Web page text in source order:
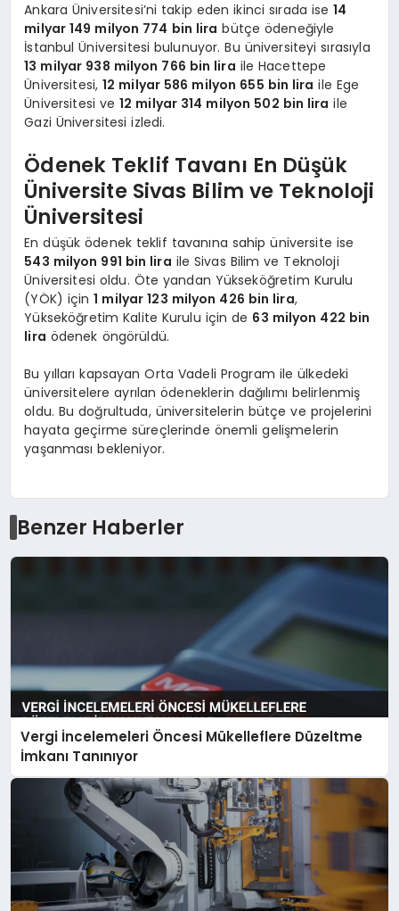
Ankara Üniversitesi’ni takip eden ikinci sırada ise14
milyar 149 milyon 774 bin lira bütçe ödeneğiyle
İstanbul Üniversitesi bulunuyor. Bu üniversiteyi sırasıyla
13 milyar 938 milyon 766 bin lira ile Hacettepe
Üniversitesi,12 milyar 586 milyon 655 bin lira ile Ege
Üniversitesi ve12 milyar 314 milyon 502 bin lira ile
Gazi Üniversitesi izledi.
Ödenek Teklif Tavanı En Düşük
Üniversite Sivas Bilim ve Teknoloji
Üniversitesi
En düşük ödenek teklif tavanına sahip üniversite ise
543 milyon 991 bin lira ile Sivas Bilim ve Teknoloji
Üniversitesi oldu. Öte yandan Yükseköğretim Kurulu
(YÖK) için1 milyar 123 milyon 426 bin lira,
Yükseköğretim Kalite Kurulu için de 63 milyon 422 bin
lira ödenek öngörüldü.
Bu yılları kapsayan Orta Vadeli Program ile ülkedeki
üniversitelere ayrılan ödeneklerin dağılımı belirlenmiş
oldu. Bu doğrultuda, üniversitelerin bütçe ve projelerini
hayata geçirme süreçlerinde önemli gelişmelerin
yaşanması bekleniyor.
Benzer Haberler
Vergi İncelemeleri Öncesi Mükelleflere Düzeltme
İmkanı Tanınıyor